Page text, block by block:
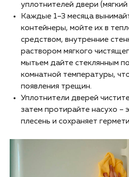
уплотнителей двери
Каждые 1–3 месяца
контейнеры, мойте их в
средством, внутренние
раствором мягкого
мытьем дайте стеклянным
комнатной температуры,
появления трещин.
Уплотнители дверей
затем протирайте насухо –
плесень и сохраняет